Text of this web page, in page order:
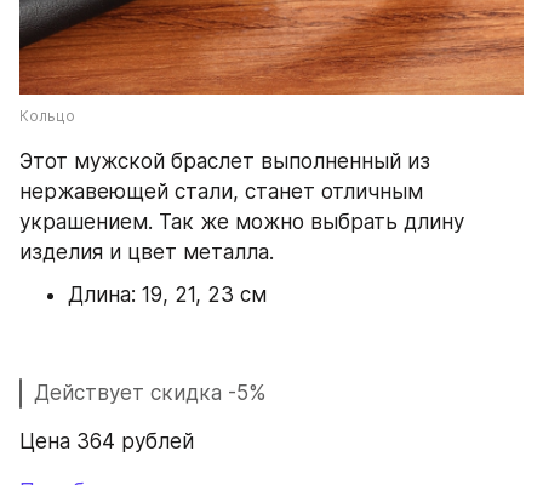
Кольцо
Этот мужской браслет выполненный из
нержавеющей стали, станет отличным
украшением. Так же можно выбрать длину
изделия и цвет металла.
Длина: 19, 21, 23 см
Действует скидка -5%
Цена 364 рублей